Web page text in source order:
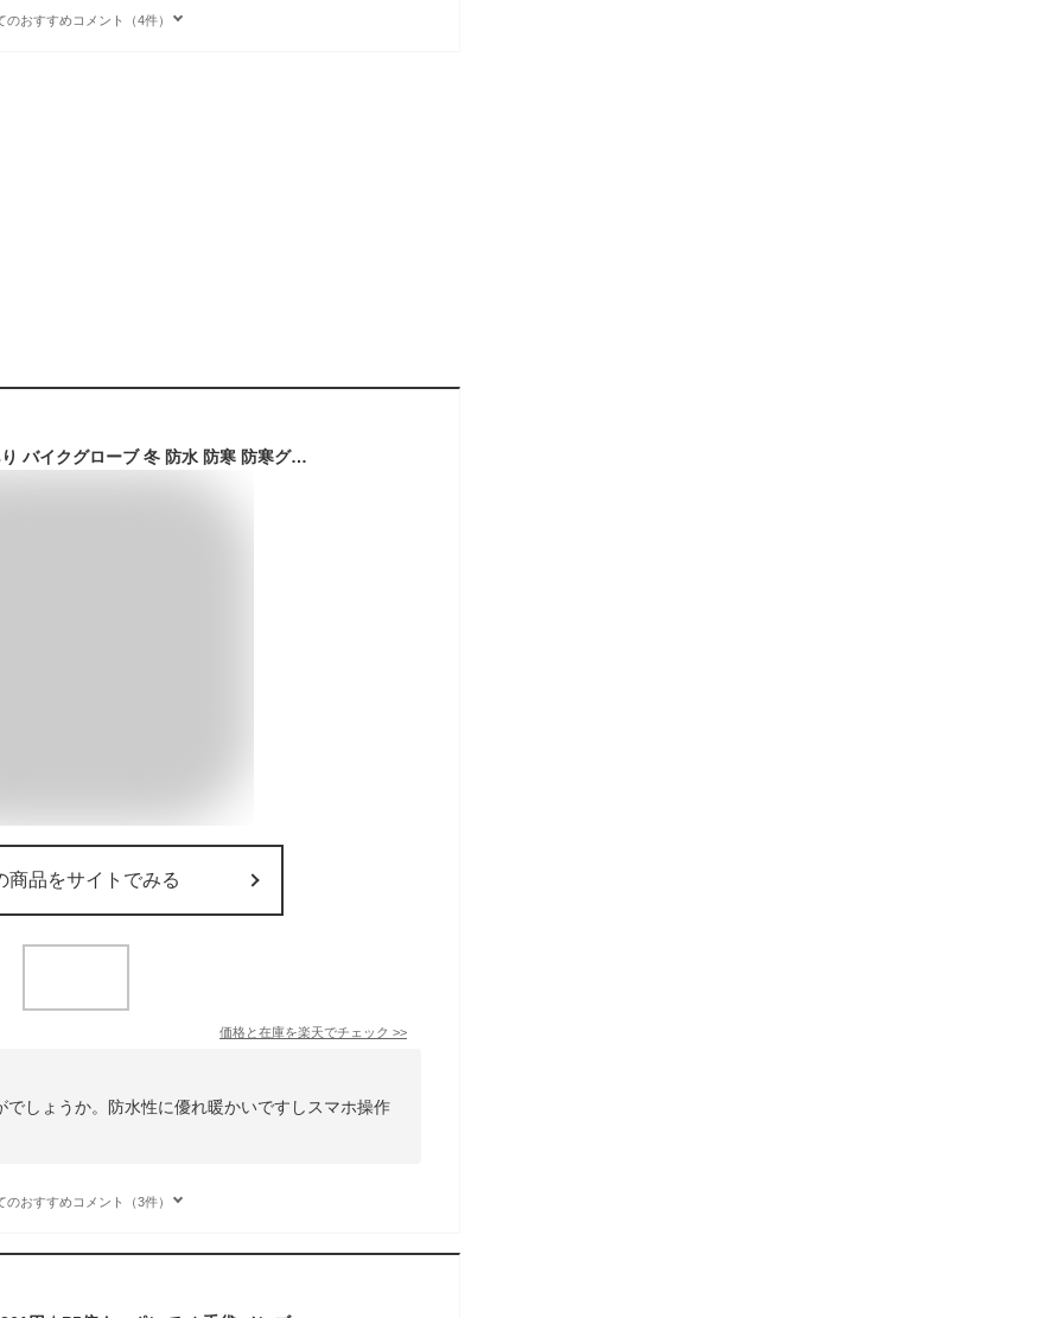
のおすすめコメント（4件）
525円OFFクーポンあり バイクグローブ 冬 防水 防寒 防寒グローブ タッチパネル対応 冬用 秋 メンズ レディース ロング スマホ対応手袋 しっかり保護 自転車 バイク用 滑り止め 手袋 男女兼用
商品をサイトでみる
価格と在庫を楽天でチェック >>
しょうか。防水性に優れ暖かいですしスマホ操作
のおすすめコメント（3件）